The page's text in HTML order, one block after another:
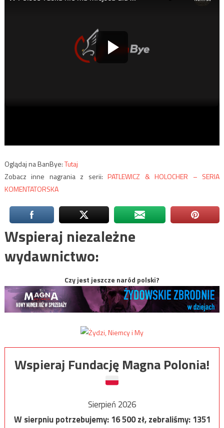
Oglądaj na BanBye:Tutaj
Zobacz inne nagrania z serii:PATLEWICZ & HOLOCHER – SERIA
KOMENTATORSKA
Wspieraj niezależne
wydawnictwo:
Czy jest jeszcze naród polski?
Wspieraj Fundację Magna Polonia!
Sierpień 2026
W sierpniu potrzebujemy:16 500zł, zebraliśmy:1351